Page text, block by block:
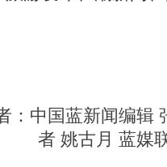
：中国蓝新闻编辑
者 姚古月 蓝媒